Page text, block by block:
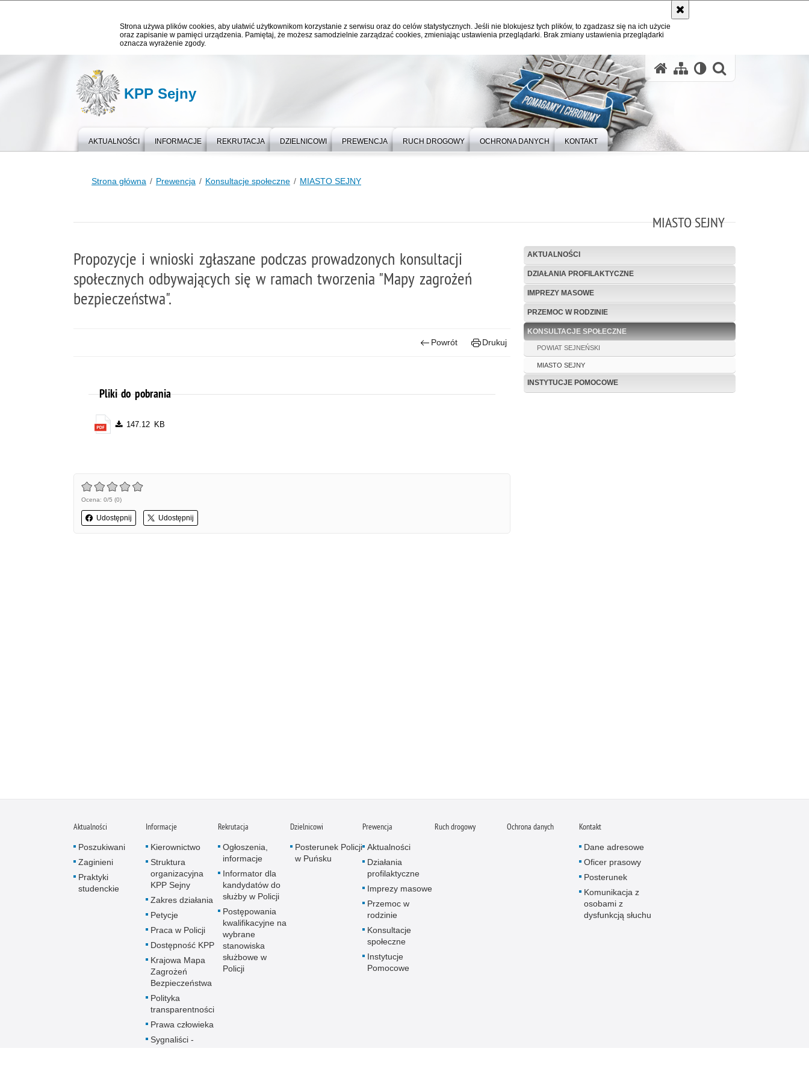
Strona używa plików cookies, aby ułatwić użytkownikom korzystanie z serwisu oraz do celów statystycznych. Jeśli nie blokujesz tych plików, to zgadzasz się na ich użycie
oraz zapisanie w pamięci urządzenia. Pamiętaj, że możesz samodzielnie zarządzać cookies, zmieniając ustawienia przeglądarki. Brak zmiany ustawienia przeglądarki
oznacza wyrażenie zgody.
KPP Sejny
AKTUALNOŚCI INFORMACJE REKRUTACJA DZIELNICOWI PREWENCJA RUCH DROGOWY OCHRONA DANYCH KONTAKT
Strona główna Prewencja Konsultacje społeczne MIASTO SEJNY
MIASTO SEJNY
Propozycje i wnioski zgłaszane podczas prowadzonych konsultacji
społecznych odbywających się w ramach tworzenia "Mapy zagrożeń
bezpieczeństwa".
Powrót Drukuj
Pliki do pobrania
147.12 KB
Ocena: 0/5 (0)
Udostępnij Udostępnij
AKTUALNOŚCI
DZIAŁANIA PROFILAKTYCZNE
IMPREZY MASOWE
PRZEMOC W RODZINIE
KONSULTACJE SPOŁECZNE
POWIAT SEJNEŃSKI
MIASTO SEJNY
INSTYTUCJE POMOCOWE
Aktualności
Poszukiwani
Zaginieni
Praktyki
studenckie
Informacje
Kierownictwo
Struktura
organizacyjna
KPP Sejny
Zakres działania
Petycje
Praca w Policji
Dostępność KPP
Krajowa Mapa
Zagrożeń
Bezpieczeństwa
Polityka
transparentności
Prawa człowieka
Sygnaliści -
Rekrutacja
Ogłoszenia,
informacje
Informator dla
kandydatów do
służby w Policji
Postępowania
kwalifikacyjne na
wybrane
stanowiska
służbowe w
Policji
Dzielnicowi
Posterunek Policji
w Puńsku
Prewencja
Aktualności
Działania
profilaktyczne
Imprezy masowe
Przemoc w
rodzinie
Konsultacje
społeczne
Instytucje
Pomocowe
Ruch drogowy Ochrona danych Kontakt
Dane adresowe
Oficer prasowy
Posterunek
Komunikacja z
osobami z
dysfunkcją słuchu